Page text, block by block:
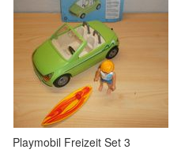
Playmobil Freizeit Set 3